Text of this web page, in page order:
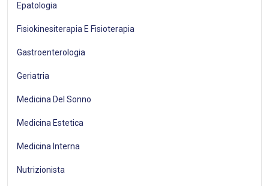
Epatologia
Fisiokinesiterapia E Fisioterapia
Gastroenterologia
Geriatria
Medicina Del Sonno
Medicina Estetica
Medicina Interna
Nutrizionista